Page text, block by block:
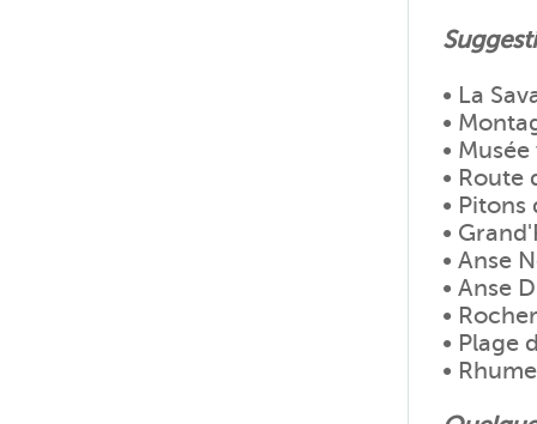
• La
•
•
• Route
• Pitons
•
• Anse
• Anse
•
• Plage
•